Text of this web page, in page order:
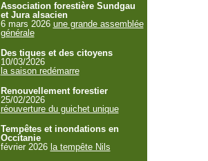
Association forestière Sundgau
et Jura alsacien
6 mars 2026 une grande assemblée
générale
Des tiques et des citoyens
10/03/2026
la saison redémarre
Renouvellement forestier
25/02/2026
réouverture du guichet unique
Tempêtes et inondations en
Occitanie
février 2026 la tempête Nils